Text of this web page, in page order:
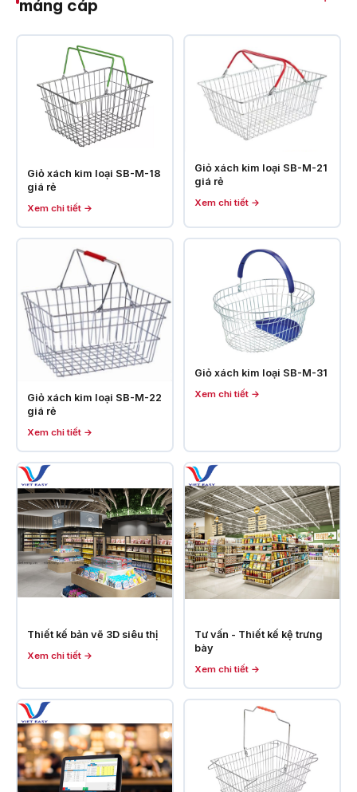
máng cáp
Giỏ xách kim loại SB-M-18
giá rẻ
Xem chi tiết →
Giỏ xách kim loại SB-M-21
giá rẻ
Xem chi tiết →
Giỏ xách kim loại SB-M-22
giá rẻ
Xem chi tiết →
Giỏ xách kim loại SB-M-31
Xem chi tiết →
Thiết kế bản vẽ 3D siêu thị
Xem chi tiết →
Tư vấn - Thiết kế kệ trưng
bày
Xem chi tiết →